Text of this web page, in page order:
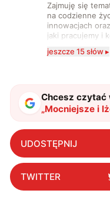
Zajmuję się
na codzienne
innowacjach
jaki pracujemy i
Szczególnie
technologii a
jeszcze 15 słów ▸
Chcesz czytać
„Mocniejsze i
Garmin
Carbon"?
UDOSTĘPNIJ
TWITTER